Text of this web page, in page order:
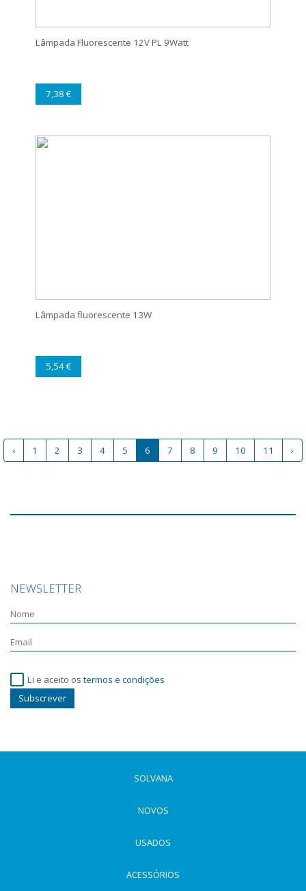
Lâmpada Fluorescente 12V PL 9Watt
7,38 €
Lâmpada fluorescente 13W
5,54 €
‹ 1 2 3 4 5 6 7 8 9 10 11 ›
NEWSLETTER
Li e aceito os termos e condições
Subscrever
SOLVANA
NOVOS
USADOS
ACESSÓRIOS